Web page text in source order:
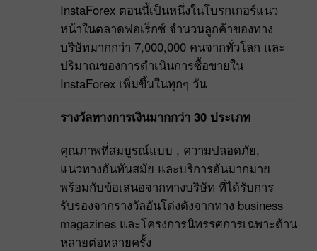
InstaForex ตอนนี้เป็นหนึ่งในโบรกเกอร์แนว
หน้าในตลาดฟอเร็กซ์ จำนวนลูกค้าของทาง
บริษัทมากกว่า 7,000,000 คนจากทั่วโลก และ
ปริมาณของการดำเนินการซื้อขายใน
InstaForex เพิ่มขึ้นในทุกๆ วัน
รางวัลทางการเงินมากกว่า 30 ประเภท
คุณภาพที่สมบูรณ์แบบ , ความปลอดภัย,
แนวทางอันทันสมัย และบริการอันมากมาย
พร้อมกับข้อเสนอจากทางบริษัท ที่ได้รับการ
รับรองจากรางวัลอันโด่งดังจากทาง business
magazines และโครงการนิทรรศการเฉพาะด้าน
หลายต่อหลายครั้ง